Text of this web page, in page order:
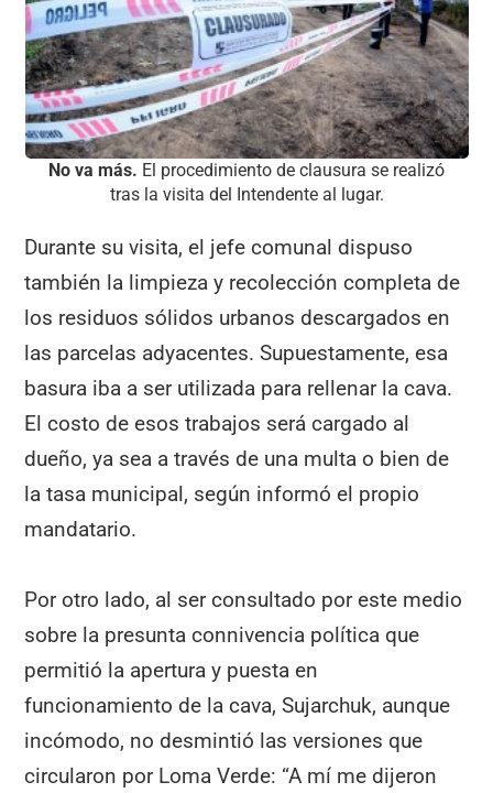
No va más. El procedimiento de clausura se realizó
tras la visita del Intendente al lugar.
Durante su visita, el jefe comunal dispuso
también la limpieza y recolección completa de
los residuos sólidos urbanos descargados en
las parcelas adyacentes. Supuestamente, esa
basura iba a ser utilizada para rellenar la cava.
El costo de esos trabajos será cargado al
dueño, ya sea a través de una multa o bien de
la tasa municipal, según informó el propio
mandatario.
Por otro lado, al ser consultado por este medio
sobre la presunta connivencia política que
permitió la apertura y puesta en
funcionamiento de la cava, Sujarchuk, aunque
incómodo, no desmintió las versiones que
circularon por Loma Verde: “A mí me dijeron